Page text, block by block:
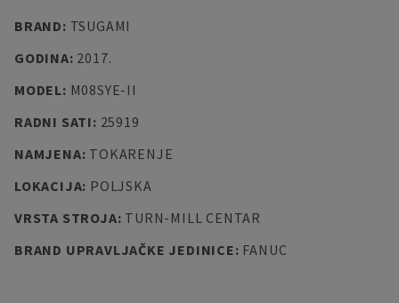
BRAND: TSUGAMI
GODINA: 2017.
MODEL: M08SYE-II
RADNI SATI: 25919
NAMJENA: TOKARENJE
LOKACIJA: POLJSKA
VRSTA STROJA: TURN-MILL CENTAR
BRAND UPRAVLJAČKE JEDINICE: FANUC